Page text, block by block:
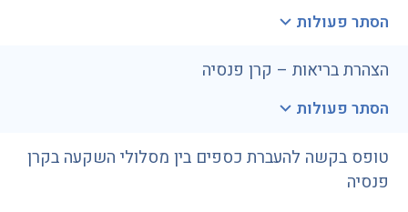
הסתר פעולות
הצהרת בריאות – קרן פנסיה
הסתר פעולות
טופס בקשה להעברת כספים בין מסלולי השקעה בקרן
פנסיה